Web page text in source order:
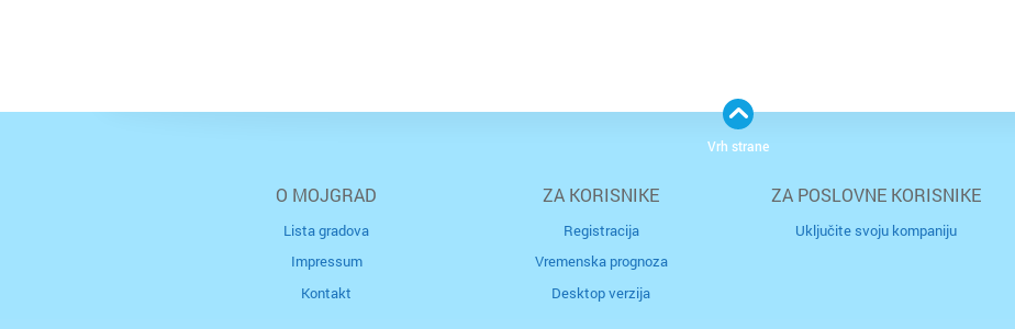
O MOJGRAD
Lista gradova
Impressum
Kontakt
ZA KORISNIKE
Registracija
Vremenska prognoza
Desktop verzija
ZA POSLOVNE KORISNIKE
Uključite svoju kompaniju
Vrh strane